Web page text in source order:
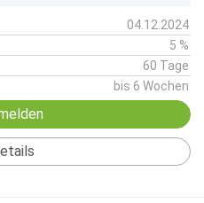
04.12.2024
5 %
60 Tage
bis 6 Wochen